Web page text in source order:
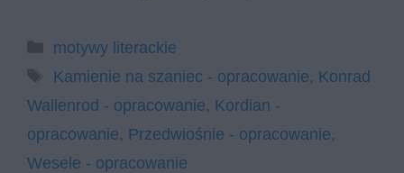
Kategorie
motywy literackie
Tagi
Kamienie na szaniec - opracowanie, Konrad
Wallenrod - opracowanie, Kordian -
opracowanie, Przedwiośnie - opracowanie,
Wesele - opracowanie